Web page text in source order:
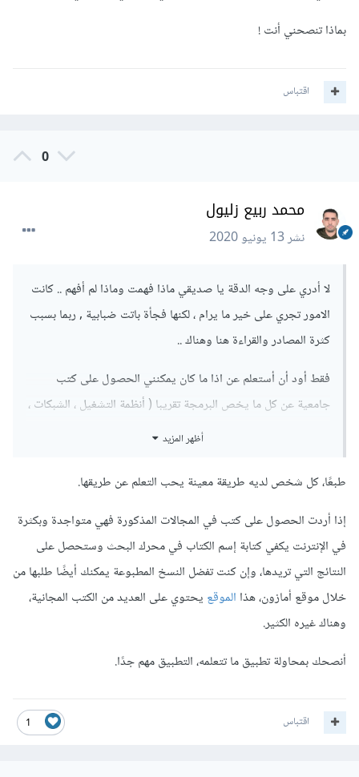
بماذا تنصحني أنت !
اقتباس
0
محمد ربيع زليول
نشر13 يونيو 2020
لا أدري على وجه الدقة يا صديقي ماذا فهمت وماذا لم أفهم .. كانت
الامور تجري على خير ما يرام ، لكنها فجأة باتت ضبابية , ربما بسبب
كثرة المصادر والقراءة هنا وهناك ..
فقط أود أن أستعلم عن اذا ما كان يمكنني الحصول على كتب
جامعية عن كل ما يخص البرمجة تقريبا ( أنظمة التشغيل ، الشبكات ،
هياكل البيانات ، الخوارزميات ...الخ)، لأني حقيقة أشعر أن التعلم
بكثير من مشاهدة كورس كامل ، لا أدري لما ربما لكثرة التفاصيل
وهذا الشيء يثيرني ويدفعني للأمام .
بماذا تنصحني أنت !
أظهر المزيد
طبعًا، كل شخص لديه طريقة معينة يحب التعلم عن طريقها.
إذا أردت الحصول على كتب في المجالات المذكورة فهي متواجدة وبكثرة
في الإنترنت يكفي كتابة إسم الكتاب في محرك البحث وستحصل على
النتائج التي تريدها، وإن كنت تفضل النسخ المطبوعة يمكنك أيضًا طلبها من
خلال موقع أمازون، هذا الموقعيحتوي على العديد من الكتب المجانية،
وهناك غيره الكثير.
أنصحك بمحاولة تطبيق ما تتعلمه، التطبيق مهم جدًا.
1 اقتباس